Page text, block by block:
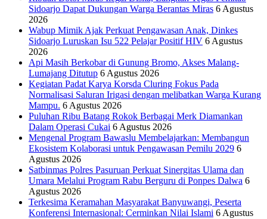
Sidoarjo Dapat Dukungan Warga Berantas Miras 6 Agustus
2026
Wabup Mimik Ajak Perkuat Pengawasan Anak, Dinkes
Sidoarjo Luruskan Isu 522 Pelajar Positif HIV 6 Agustus
2026
Api Masih Berkobar di Gunung Bromo, Akses Malang-
Lumajang Ditutup 6 Agustus 2026
Kegiatan Padat Karya Korsda Cluring Fokus Pada
Normalisasi Saluran Irigasi dengan melibatkan Warga Kurang
Mampu. 6 Agustus 2026
Puluhan Ribu Batang Rokok Berbagai Merk Diamankan
Dalam Operasi Cukai 6 Agustus 2026
Mengenal Program Bawaslu Membelajarkan: Membangun
Ekosistem Kolaborasi untuk Pengawasan Pemilu 2029 6
Agustus 2026
Satbinmas Polres Pasuruan Perkuat Sinergitas Ulama dan
Umara Melalui Program Rabu Berguru di Ponpes Dalwa 6
Agustus 2026
Terkesima Keramahan Masyarakat Banyuwangi, Peserta
Konferensi Internasional: Cerminkan Nilai Islami 6 Agustus